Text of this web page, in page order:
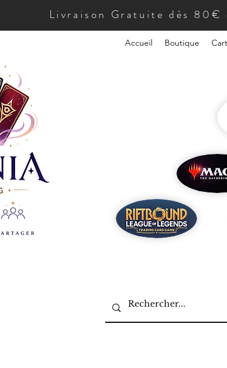
Livraison Gratuite dès 80€
Accueil Boutique